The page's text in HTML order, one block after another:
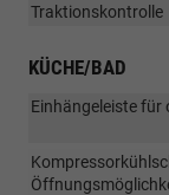
Traktionskontrolle
KÜCHE/BAD
Einhängeleiste für